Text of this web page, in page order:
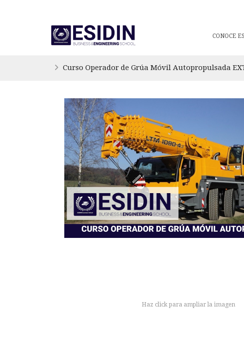
CONOCE
Curso Operador de Grúa Móvil Autopropulsada
Haz click para ampliar la imagen